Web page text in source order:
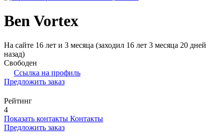
Ben Vortex
На сайте 16 лет и 3 месяца (заходил 16 лет 3 месяца 20 дней
назад)
Свободен
Ссылка на профиль
Предложить заказ
Рейтинг
4
Показать контакты Контакты
Предложить заказ